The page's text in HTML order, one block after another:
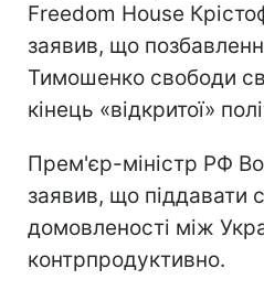
Freedom House
заявив, що
Тимошенко свободи
кінець «відкритої»
Прем'єр-міністр РФ
заявив, що піддавати
домовленості між
контрпродуктивно.